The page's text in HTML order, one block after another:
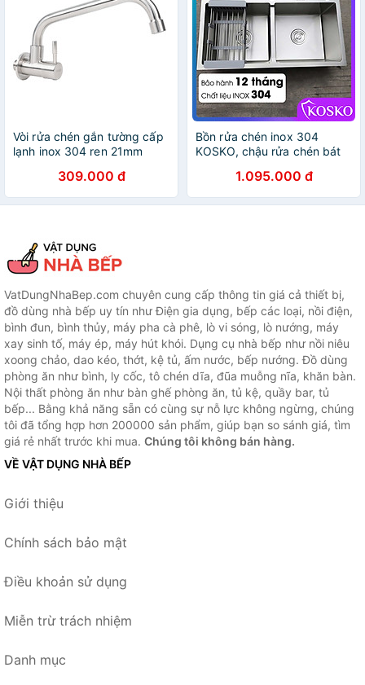
Vòi rửa chén gắn tường cấp
lạnh inox 304 ren 21mm
309.000 đ
Bồn rửa chén inox 304
KOSKO, chậu rửa chén bát
nhiều loại vòi nước rửa chén
1.095.000 đ
VatDungNhaBep.com chuyên cung cấp thông tin giá cả thiết bị,
đồ dùng nhà bếp uy tín như Điện gia dụng, bếp các loại, nồi điện,
bình đun, bình thủy, máy pha cà phê, lò vi sóng, lò nướng, máy
xay sinh tố, máy ép, máy hút khói. Dụng cụ nhà bếp như nồi niêu
xoong chảo, dao kéo, thớt, kệ tủ, ấm nước, bếp nướng. Đồ dùng
phòng ăn như bình, ly cốc, tô chén dĩa, đũa muỗng nĩa, khăn bàn.
Nội thất phòng ăn như bàn ghế phòng ăn, tủ kệ, quầy bar, tủ
bếp... Bằng khả năng sẵn có cùng sự nỗ lực không ngừng, chúng
tôi đã tổng hợp hơn 200000 sản phẩm, giúp bạn so sánh giá, tìm
giá rẻ nhất trước khi mua. Chúng tôi không bán hàng.
VỀ VẬT DỤNG NHÀ BẾP
Giới thiệu
Chính sách bảo mật
Điều khoản sử dụng
Miễn trừ trách nhiệm
Danh mục